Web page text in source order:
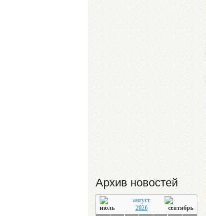
Архив новостей
август
2026